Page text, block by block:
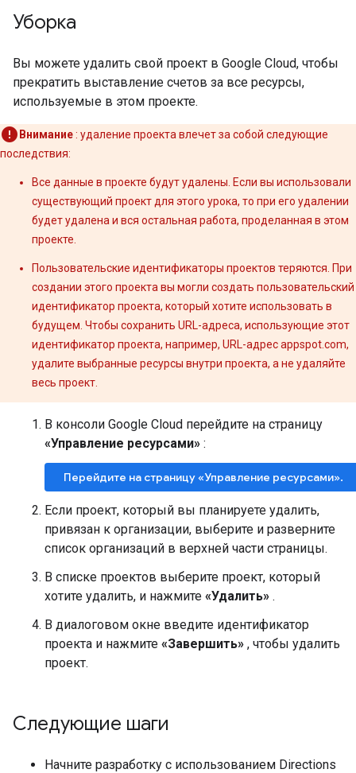
"lat" : 33.8068768,
118.3527671
}
},
"copyrights" : "Map data ©2016 Google",
"legs" : [
"text" : "35.9 mi",
"value" : 57824
},
"value" : 3062
},
:
"end_location" : {
"lat" : 34.1330949,
"lng" : -118.3524442
},
"lng" : -117.9154353
},
... Additional results shortened in this
"overview_polyline" : {
"points" :
},
"summary" : "I-5 N and US-101 N"
"waypoint_order" : []
}
],
Уборка
Вы можете удалить свой проект в Google Cloud, чтобы
прекратить выставление счетов за все ресурсы,
используемые в этом проекте.
Внимание: удаление проекта влечет за собой следующие
последствия:
Все данные в проекте будут удалены. Если вы использовали
существующий проект для этого урока, то при его удалении
будет удалена и вся остальная работа, проделанная в этом
проекте.
Пользовательские идентификаторы проектов теряются. При
создании этого проекта вы могли создать пользовательский
идентификатор проекта, который хотите использовать в
будущем. Чтобы сохранить URL-адреса, использующие этот
идентификатор проекта, например, URL-адрес appspot.com,
удалите выбранные ресурсы внутри проекта, а не удаляйте
весь проект.
В консоли Google Cloud перейдите на страницу
«Управление ресурсами» :
Перейдите на страницу «Управление ресурсами».
Если проект, который вы планируете удалить,
привязан к организации, выберите и разверните
список организаций в верхней части страницы.
В списке проектов выберите проект, который
хотите удалить, и нажмите «Удалить» .
В диалоговом окне введите идентификатор
проекта и нажмите «Завершить» , чтобы удалить
проект.
Следующие шаги
Начните разработку с использованием Directions